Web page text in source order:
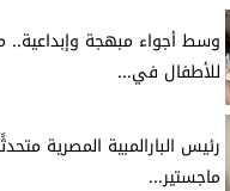
وسط أجواء مبهجة
للأطفال في...
رئيس البارالمبية المصرية
ماجستير...